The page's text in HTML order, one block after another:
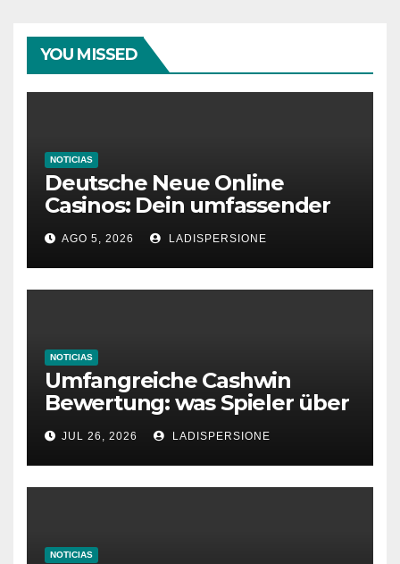
YOU MISSED
NOTICIAS
Deutsche Neue Online
Casinos: Dein umfassender
Ratgeber für moderne
Glücksspielplattformen
AGO 5, 2026 LADISPERSIONE
NOTICIAS
Umfangreiche Cashwin
Bewertung: was Spieler über
dieses Casino denken
JUL 26, 2026 LADISPERSIONE
NOTICIAS